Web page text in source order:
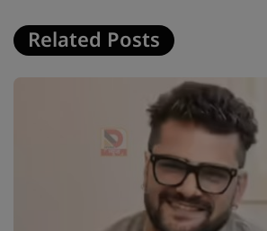
Related Posts